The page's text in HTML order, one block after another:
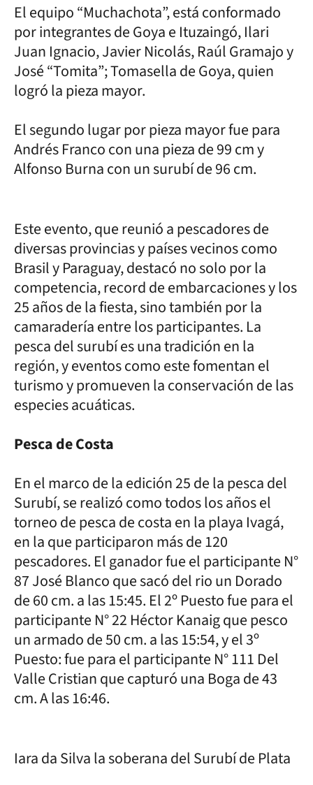
El equipo “Muchachota”, está conformado
por integrantes de Goya e Ituzaingó, Ilari
Juan Ignacio, Javier Nicolás, Raúl Gramajo y
José “Tomita”; Tomasella de Goya, quien
logró la pieza mayor.
El segundo lugar por pieza mayor fue para
Andrés Franco con una pieza de 99 cm y
Alfonso Burna con un surubí de 96 cm.
Este evento, que reunió a pescadores de
diversas provincias y países vecinos como
Brasil y Paraguay, destacó no solo por la
competencia, record de embarcaciones y los
25 años de la fiesta, sino también por la
camaradería entre los participantes. La
pesca del surubí es una tradición en la
región, y eventos como este fomentan el
turismo y promueven la conservación de las
especies acuáticas.
Pesca de Costa
En el marco de la edición 25 de la pesca del
Surubí, se realizó como todos los años el
torneo de pesca de costa en la playa Ivagá,
en la que participaron más de 120
pescadores. El ganador fue el participante N°
87 José Blanco que sacó del rio un Dorado
de 60 cm. a las 15:45. El 2º Puesto fue para el
participante N° 22 Héctor Kanaig que pesco
un armado de 50 cm. a las 15:54, y el 3º
Puesto: fue para el participante N° 111 Del
Valle Cristian que capturó una Boga de 43
cm. A las 16:46.
Iara da Silva la soberana del Surubí de Plata